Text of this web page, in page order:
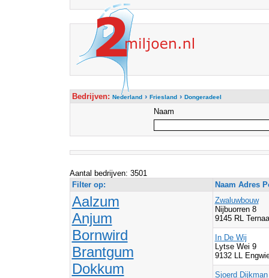
Bedrijven: Nederland› Friesland› Dongeradeel
Naam
Aantal bedrijven: 3501
Filter op:
Naam Adres
Aalzum
Anjum
Bornwird
Brantgum
Dokkum
Zwaluwbouw
Nijbuorren 8
9145 RL
In De Wij
Lytse Wei 9
9132 LL
Sjoerd Dijkman